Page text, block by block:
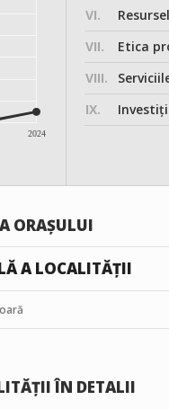
2024
VI.
VII.
Etica
VIII.
IX.
Investițiile,
ORAȘULUI
A LOCALITĂȚII
ÎN DETALII